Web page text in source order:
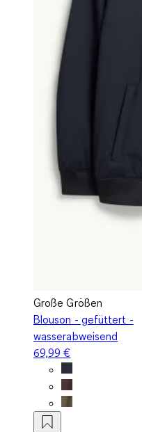
Große Größen
Blouson - gefüttert -
wasserabweisend
69,99 €